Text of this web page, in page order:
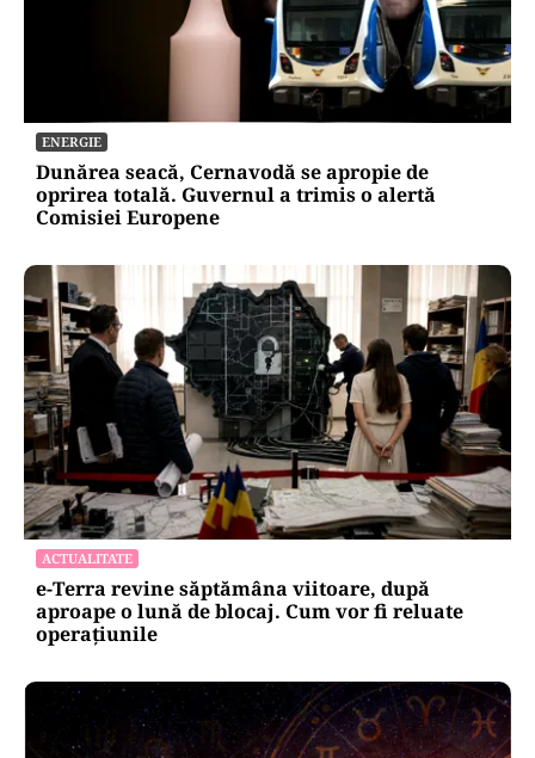
ENERGIE
Dunărea seacă, Cernavodă se apropie de
oprirea totală. Guvernul a trimis o alertă
Comisiei Europene
ACTUALITATE
e-Terra revine săptămâna viitoare, după
aproape o lună de blocaj. Cum vor fi reluate
operațiunile